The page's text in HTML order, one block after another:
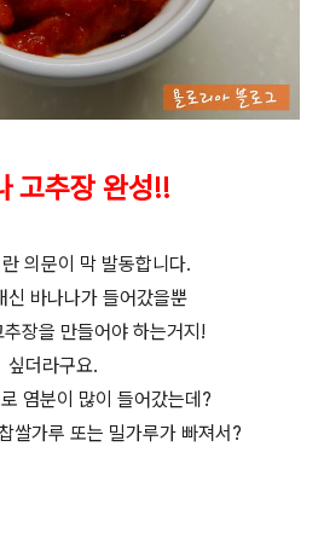
고추장 완성!!
의문이 막 발동합니다.
신 바나나가 들어갔을뿐
장을 만들어야 하는거지!
싶더라구요.
염분이 많이 들어갔는데?
쌀가루 또는 밀가루가 빠져서?